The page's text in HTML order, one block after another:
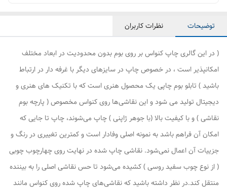
توضیحات نظرات کاربران
( در این گالری چاپ کنواس بر روی بوم بدون محدودیت در ابعاد مختلف
امکانپذیر است ، در خصوص چاپ در سایزهای دیگر با غرفه دار در ارتباط
باشید ) تابلو بوم چاپی یک محصول هنری است که با تکنیک های هنری و
دیجیتال تولید می شود و این نقاشی‌ها روی کنواس مخصوص ( پارچه بوم
نقاشی ) و با کیفیت بالا (با جوهر ژاپنی ) چاپ می‌شوند، چاپ تا جایی که
امکان آن فراهم باشد به نمونه اصلی وفادار است و کمترین تغییری در رنگ و
جزییات آن اعمال نمی‌شود. نقاشی چاپ شده در نهایت روی چهارچوب چوبی
( از نوع چوب سفید روسی ) کشیده می‌شود تا حس نقاشی اصلی را به بیننده
منتقل کند.در نظر داشته باشید که نقاشی‌های چاپ شده روی کنواس مانند